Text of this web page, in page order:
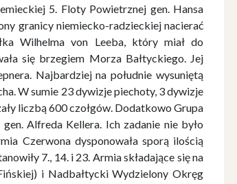
5. Floty Powietrznej gen. Hansa
granicy niemiecko-radzieckiej nacierać
Wilhelma von Leeba, który miał do
się brzegiem Morza Bałtyckiego. Jej
Najbardziej na południe wysuniętą
W sumie 23 dywizje piechoty, 3 dywizje
liczbą 600 czołgów. Dodatkowo Grupa
Alfreda Kellera. Ich zadanie nie było
Czerwona dysponowała sporą ilością
7., 14. i 23. Armia składające się na
i Nadbałtycki Wydzielony Okręg